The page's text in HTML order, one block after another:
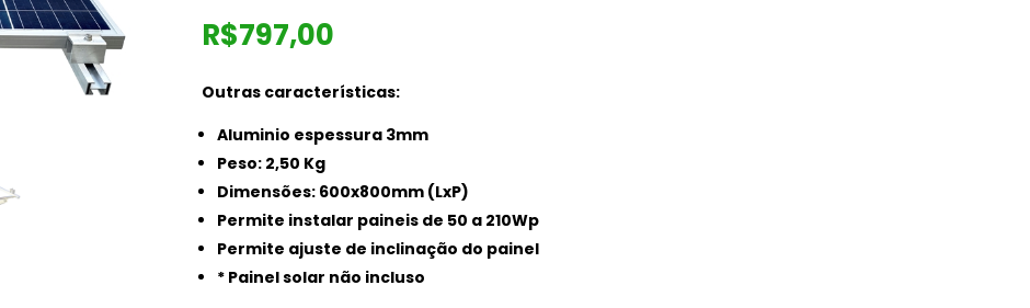
R$797,00
Outras características:
Aluminio espessura 3mm
Peso: 2,50 Kg
Dimensões: 600x800mm (LxP)
Permite instalar paineis de 50 a 210Wp
Permite ajuste de inclinação do painel
* Painel solar não incluso